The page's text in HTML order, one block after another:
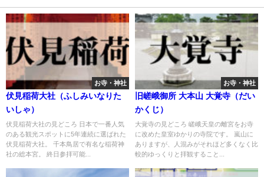
お寺・神社
伏見稲荷大社（ふしみいなりた
いしゃ）
伏見稲荷大社の見どころ 日本で一番人気
のある観光スポットに5年連続に選ばれた
伏見稲荷大社。 千本鳥居で有名な稲荷神
社の総本宮。 終日参拝可能...
お寺・神社
旧嵯峨御所 大本山 大覚寺（だい
かくじ）
大覚寺の見どころ 嵯峨天皇の離宮をお寺
に改めた皇室ゆかりの寺院です。 嵐山に
ありますが、人混みがそれほど多くなく比
較的ゆっくりと拝観すること...